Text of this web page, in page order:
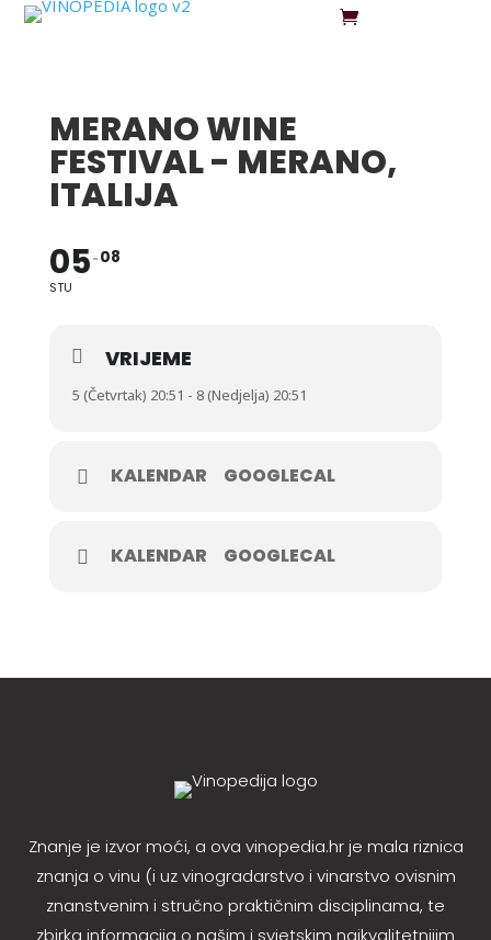
MERANO WINE
FESTIVAL - MERANO,
ITALIJA
05
STU
08
VRIJEME
5 (Četvrtak) 20:51 - 8 (Nedjelja) 20:51
KALENDAR GOOGLECAL
KALENDAR GOOGLECAL
Znanje je izvor moći, a ova vinopedia.hr je mala riznica
znanja o vinu (i uz vinogradarstvo i vinarstvo ovisnim
znanstvenim i stručno praktičnim disciplinama, te
zbirka informacija o našim i svjetskim najkvalitetnijim